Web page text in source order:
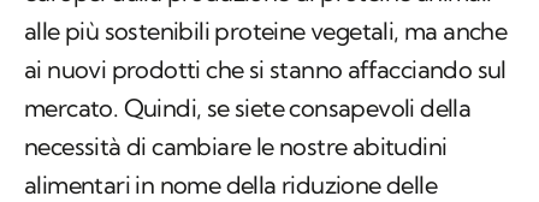
alle più sostenibili proteine vegetali, ma anche
ai nuovi prodotti che si stanno affacciando sul
mercato. Quindi, se siete consapevoli della
necessità di cambiare le nostre abitudini
alimentari in nome della riduzione delle